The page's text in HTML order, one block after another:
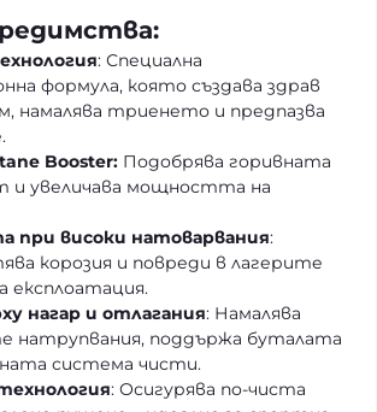
: Специална
формула, която създава здрав
намалява триенето и предпазва
Booster: Подобрява горивната
и увеличава мощността на
при високи натоварвания:
корозия и повреди в лагерите
експлоатация.
нагар и отлагания: Намалява
натрупвания, поддържа буталата
система чисти.
: Осигурява по-чиста